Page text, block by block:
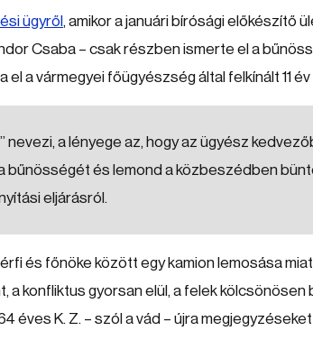
ügyről , amikor a januári bírósági előkészítő
Csaba – csak részben ismerte el a
el a vármegyei főügyészség által felkínált 11
nevezi, a lényege az, hogy az ügyész
bűnösségét és lemond a közbeszédben
eljárásról.
és főnöke között egy kamion lemosása
a konfliktus gyorsan elül, a felek
éves K. Z. – szól a vád – újra